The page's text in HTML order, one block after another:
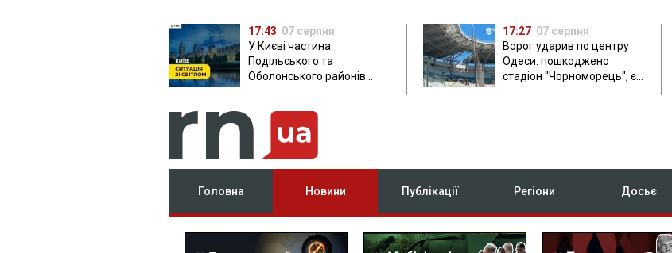
17:43 07 серпня
У Києві частина
Подільського та
Оболонського районів
17:27 07 серпня
Ворог ударив по центру
Одеси: пошкоджено
стадіон "Чорноморець", є
Головна Новини Публікації Регіони Досьє